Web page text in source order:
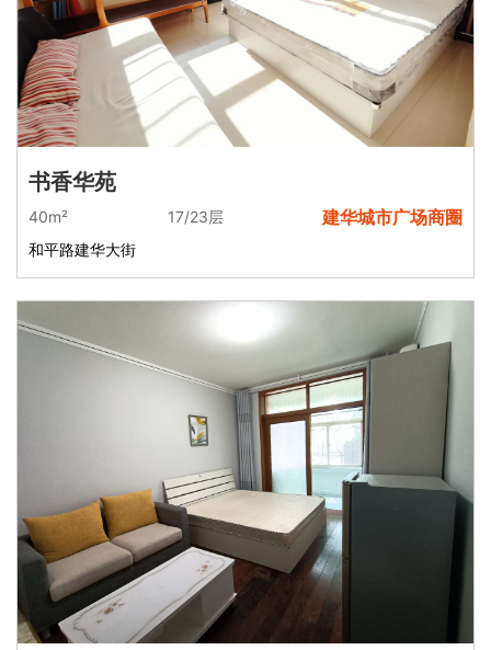
书香华苑
40m² 17/23层 建华城市广场商圈
和平路建华大街